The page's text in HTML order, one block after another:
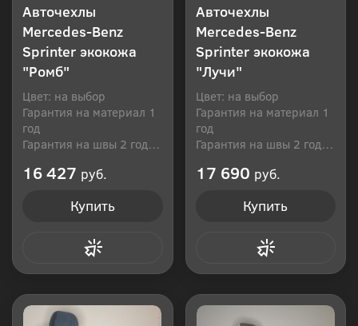
Авточехлы
Mercedes-Benz
Sprinter экокожа
"Ромб"
Цвет: на выбор
Гарантия на материал 1
год
Гарантия на швы 2 года
16 427 руб.
Купить
Авточехлы
Mercedes-Benz
Sprinter экокожа
"Лучи"
Цвет: на выбор
Гарантия на материал 1
год
Гарантия на швы 2 года
17 690 руб.
Купить